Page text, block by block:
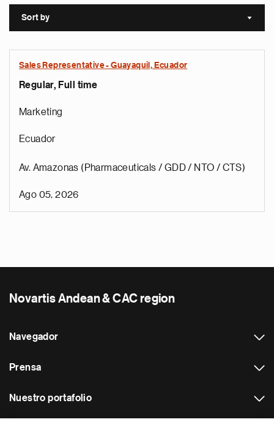
Sort by Sort
Sales Representative - Guayaquil, Ecuador
Regular, Full time
Marketing
Ecuador
Av. Amazonas (Pharmaceuticals / GDD / NTO / CTS)
Ago 05, 2026
Novartis Andean & CAC region
Navegador
Prensa
Nuestro portafolio